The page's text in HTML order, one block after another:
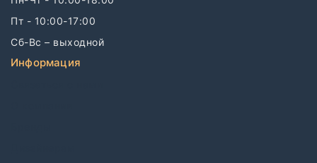
Пт - 10:00-17:00
Сб-Вс – выходной
Информация